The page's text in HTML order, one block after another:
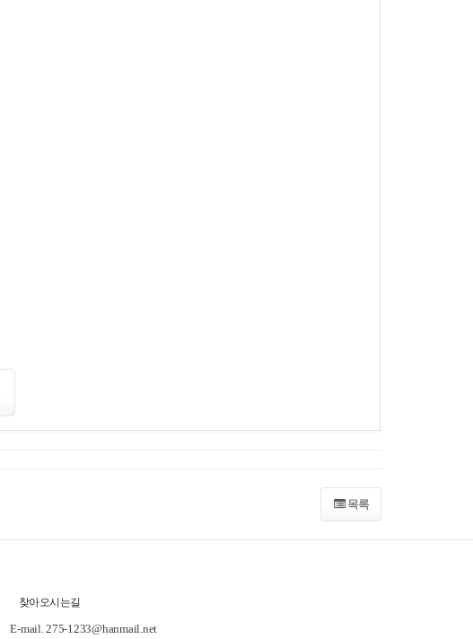
목록
찾아오시는길
E-mail. 275-1233@hanmail.net